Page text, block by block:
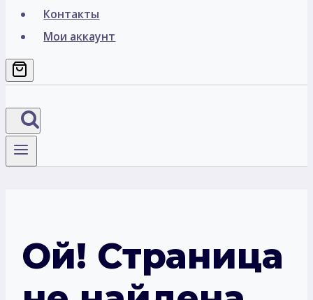
Контакты
Мои аккаунт
Ой! Страница